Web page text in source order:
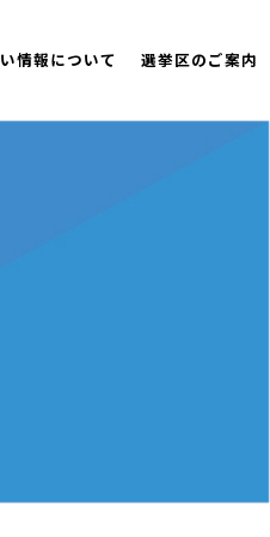
情報について 選挙区のご案内